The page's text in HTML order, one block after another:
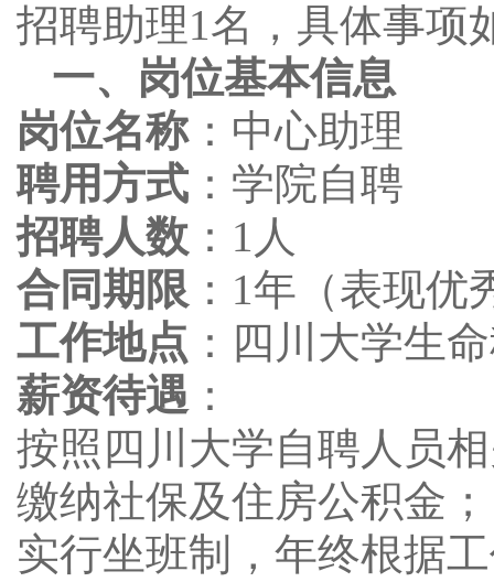
招聘助理1名，具体事项
一、岗位基本信息
岗位名称：中心助理
聘用方式 ：学院自聘
招聘人数 ：1人
合同期限 ：1年（表现优
工作地点 ：四川大学生
薪资待遇 ：
按照四川大学自聘人员
缴纳社保及住房公积金；
实行坐班制，年终根据